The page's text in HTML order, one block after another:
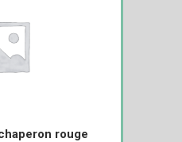
rouge